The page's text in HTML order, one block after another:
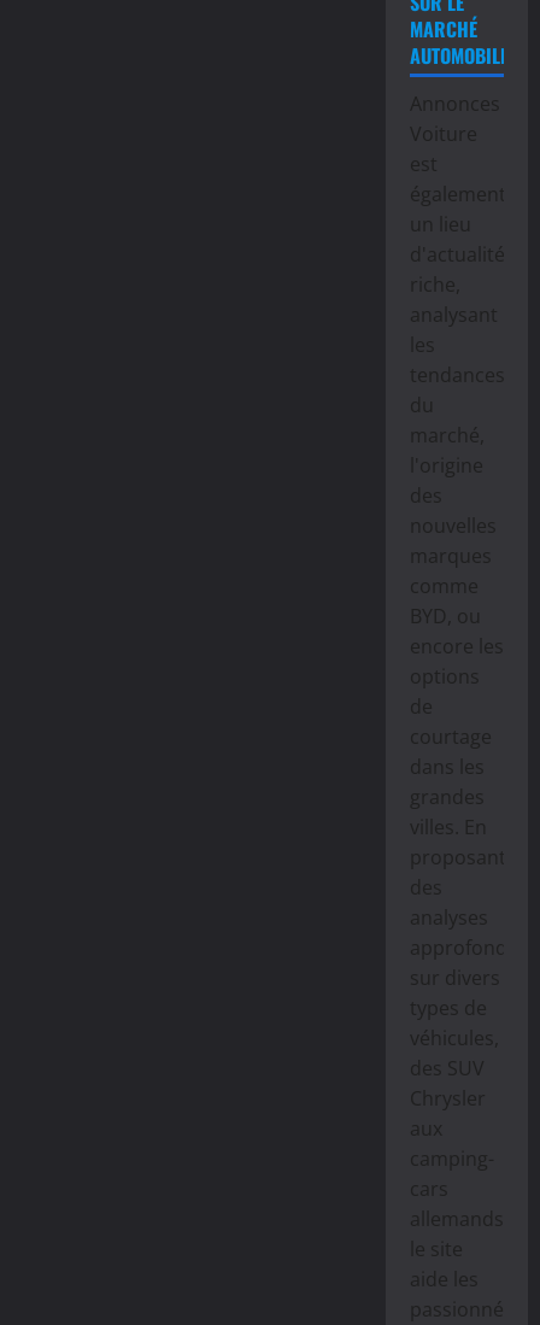
MARCHÉ
AUTOMOBILE
Annonces
Voiture
est
également
un lieu
d'actualité
riche,
analysant
les
tendances
du
marché,
l'origine
des
nouvelles
marques
comme
BYD, ou
encore les
options
de
courtage
dans les
grandes
villes. En
proposant
des
analyses
approfondies
sur divers
types de
véhicules,
des SUV
Chrysler
aux
camping-
cars
allemands,
le site
aide les
passionnés